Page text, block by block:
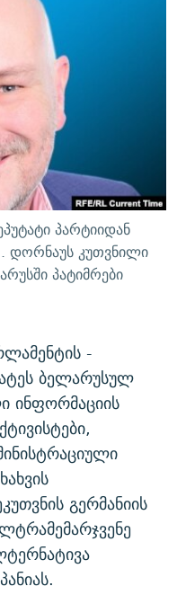
ᲐᲛᲑᲐᲕᲘ
პარტიიდან
დორნაუს კუთვნილი
პატიმრები
-
ბელარუსულ
ინფორმაციის
გერმანიის